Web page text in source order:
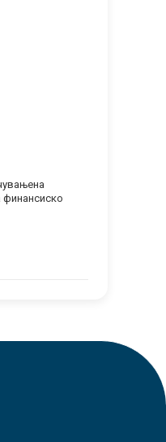
финансиско